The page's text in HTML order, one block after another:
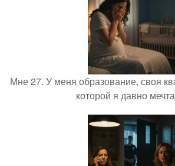
Мне 27. У меня образование, своя
которой я давно